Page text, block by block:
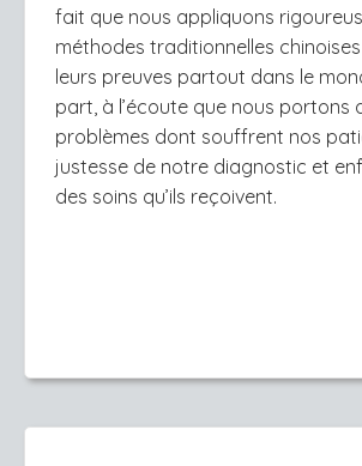
fait que nous appliquons
méthodes traditionnelles
leurs preuves partout dans le
part, à l’écoute que nous portons
problèmes dont souffrent nos
justesse de notre diagnostic et
des soins qu’ils reçoivent.